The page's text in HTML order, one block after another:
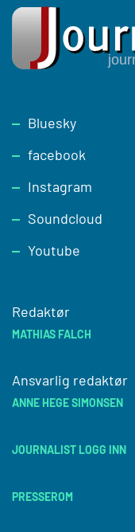
Footer
Bluesky
facebook
Instagram
Soundcloud
Youtube
Redaktør
MATHIAS FALCH
Ansvarlig redaktør
ANNE HEGE SIMONSEN
JOURNALIST LOGG INN
PRESSEROM